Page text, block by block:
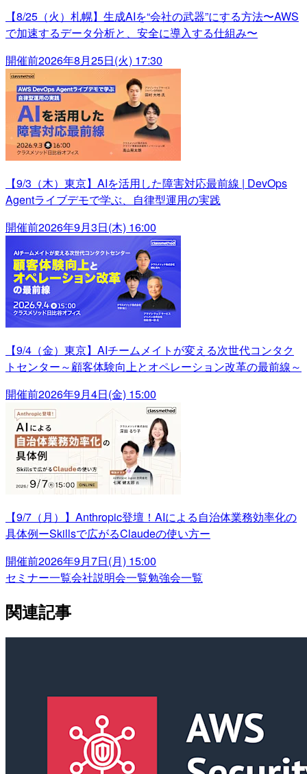
【8/25（火）札幌】生成AIを“会社の武器”にする方法〜AWS
で加速するデータ分析と、安全に導入する仕組み〜
開催前2026年8月25日(火) 17:30
【9/3（木）東京】AIを活用した障害対応最前線 | DevOps
Agentライブデモで学ぶ、自律型運用の実践
開催前2026年9月3日(木) 16:00
【9/4（金）東京】AIチームメイトが変える次世代コンタク
トセンター～顧客体験向上とオペレーション改革の最前線～
開催前2026年9月4日(金) 15:00
【9/7（月）】Anthropic登壇！AIによる自治体業務効率化の
具体例ーSkillsで広がるClaudeの使い方ー
開催前2026年9月7日(月) 15:00
セミナー一覧会社説明会一覧勉強会一覧
関連記事